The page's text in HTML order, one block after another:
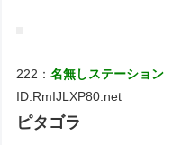
222：名無しステーション
ID:RmIJLXP80.net
ピタゴラ